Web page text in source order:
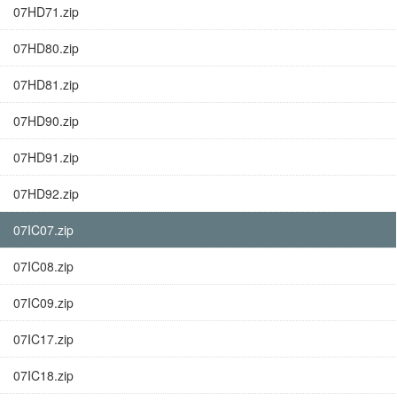
07HD71.zip
07HD80.zip
07HD81.zip
07HD90.zip
07HD91.zip
07HD92.zip
07IC07.zip
07IC08.zip
07IC09.zip
07IC17.zip
07IC18.zip